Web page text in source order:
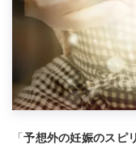
「予想外の妊娠のスピ